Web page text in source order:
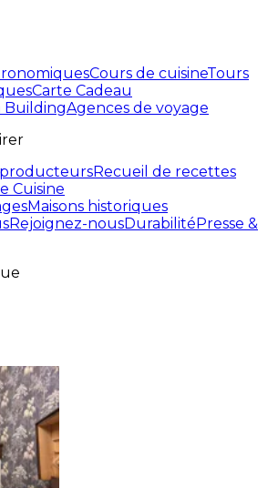
Cours de cuisineTours
Carte Cadeau
BuildingAgences de voyage
producteursRecueil de recettes
Cuisine
Maisons historiques
Rejoignez-nousDurabilitéPresse &